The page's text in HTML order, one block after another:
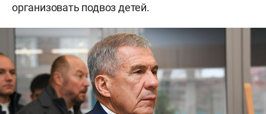
организовать подвоз детей.